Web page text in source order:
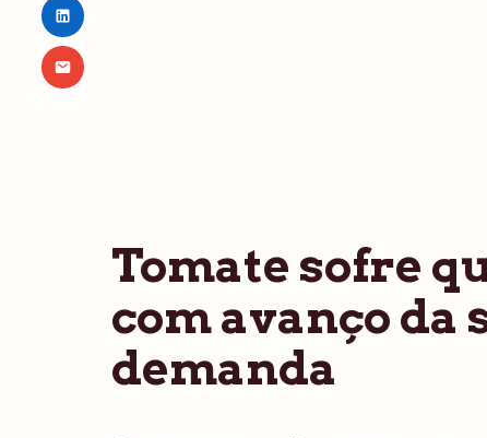
Tomate sofre
com avanço da
demanda